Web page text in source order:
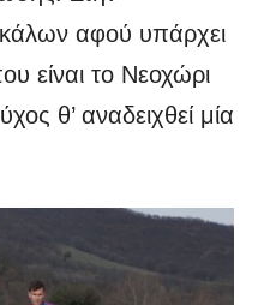
αφού υπάρχει
είναι το Νεοχώρι
θ’ αναδειχθεί μία